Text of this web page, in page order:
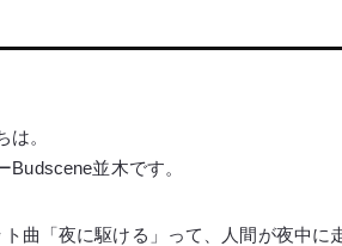
は。
Budscene並木です。
曲「夜に駆ける」って、人間が夜中に